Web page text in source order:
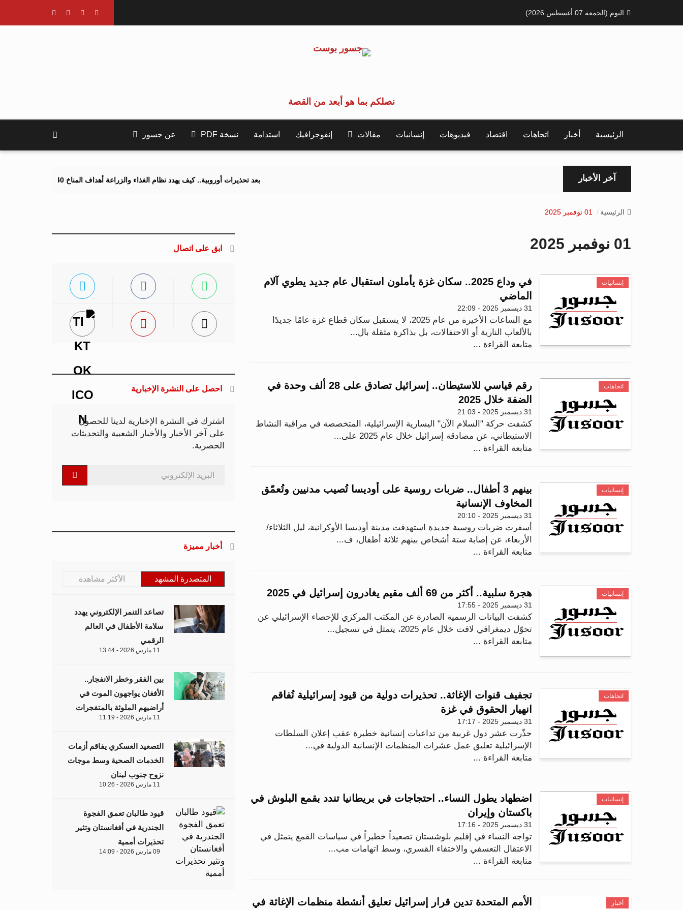
اليوم (الجمعة 07 أغسطس 2026)
نصلكم بما هو أبعد من القصة
الرئيسية أخبار اتجاهات اقتصاد فيديوهات إنسانيات مقالات إنفوجرافيك استدامة نسخة PDF عن جسور
آخر الأخبار بعد تحذيرات أوروبية.. كيف يهدد نظام الغذاء والزراعة أهداف المناخ 2040 و2050؟
الرئيسية 01 نوفمبر 2025
01 نوفمبر 2025
إنسانيات
في وداع 2025.. سكان غزة يأملون استقبال عام جديد يطوي آلام
الماضي
31 ديسمبر 2025 - 22:09
مع الساعات الأخيرة من عام 2025، لا يستقبل سكان قطاع غزة عامًا جديدًا
بالألعاب النارية أو الاحتفالات، بل بذاكرة مثقلة بال...
متابعة القراءة ...
اتجاهات
رقم قياسي للاستيطان.. إسرائيل تصادق على 28 ألف وحدة في
الضفة خلال 2025
31 ديسمبر 2025 - 21:03
كشفت حركة "السلام الآن" اليسارية الإسرائيلية، المتخصصة في مراقبة النشاط
الاستيطاني، عن مصادقة إسرائيل خلال عام 2025 على...
متابعة القراءة ...
إنسانيات
بينهم 3 أطفال.. ضربات روسية على أوديسا تُصيب مدنيين وتُعمّق
المخاوف الإنسانية
31 ديسمبر 2025 - 20:10
أسفرت ضربات روسية جديدة استهدفت مدينة أوديسا الأوكرانية، ليل الثلاثاء/
الأربعاء، عن إصابة ستة أشخاص بينهم ثلاثة أطفال، ف...
متابعة القراءة ...
إنسانيات هجرة سلبية.. أكثر من 69 ألف مقيم يغادرون إسرائيل في 2025
31 ديسمبر 2025 - 17:55
كشفت البيانات الرسمية الصادرة عن المكتب المركزي للإحصاء الإسرائيلي عن
تحوّل ديمغرافي لافت خلال عام 2025، يتمثل في تسجيل...
متابعة القراءة ...
اتجاهات
تجفيف قنوات الإغاثة.. تحذيرات دولية من قيود إسرائيلية تُفاقم
انهيار الحقوق في غزة
31 ديسمبر 2025 - 17:17
حذّرت عشر دول غربية من تداعيات إنسانية خطيرة عقب إعلان السلطات
الإسرائيلية تعليق عمل عشرات المنظمات الإنسانية الدولية في...
متابعة القراءة ...
إنسانيات
اضطهاد يطول النساء.. احتجاجات في بريطانيا تندد بقمع البلوش في
باكستان وإيران
31 ديسمبر 2025 - 17:16
تواجه النساء في إقليم بلوشستان تصعيداً خطيراً في سياسات القمع يتمثل في
الاعتقال التعسفي والاختفاء القسري، وسط اتهامات مب...
متابعة القراءة ...
أخبار
الأمم المتحدة تدين قرار إسرائيل تعليق أنشطة منظمات الإغاثة في
ابق على اتصال
احصل على النشرة الإخبارية
اشترك في النشرة الإخبارية لدينا للحصول
على آخر الأخبار والأخبار الشعبية والتحديثات
الحصرية.
أخبار مميزة
المتصدرة المشهد الأكثر مشاهدة
تصاعد التنمر الإلكتروني يهدد
سلامة الأطفال في العالم
الرقمي
11 مارس 2026 - 13:44
بين الفقر وخطر الانفجار..
الأفغان يواجهون الموت في
أراضيهم الملوثة بالمتفجرات
11 مارس 2026 - 11:19
التصعيد العسكري يفاقم أزمات
الخدمات الصحية وسط موجات
نزوح جنوب لبنان
11 مارس 2026 - 10:26
قيود طالبان تعمق الفجوة
الجندرية في أفغانستان وتثير
تحذيرات أممية
09 مارس 2026 - 14:09